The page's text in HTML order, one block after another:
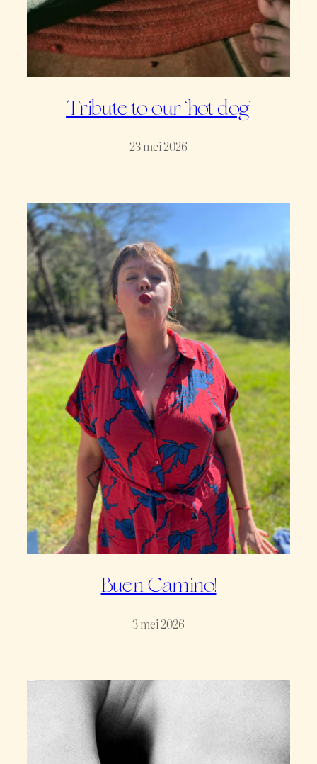
Tribute to our ‘hot dog’
23 mei 2026
Buen Camino!
3 mei 2026